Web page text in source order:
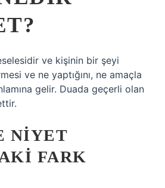
ve kişinin bir şeyi
ve ne yaptığını, ne amaçla
gelir. Duada geçerli olan
NIYET
FARK